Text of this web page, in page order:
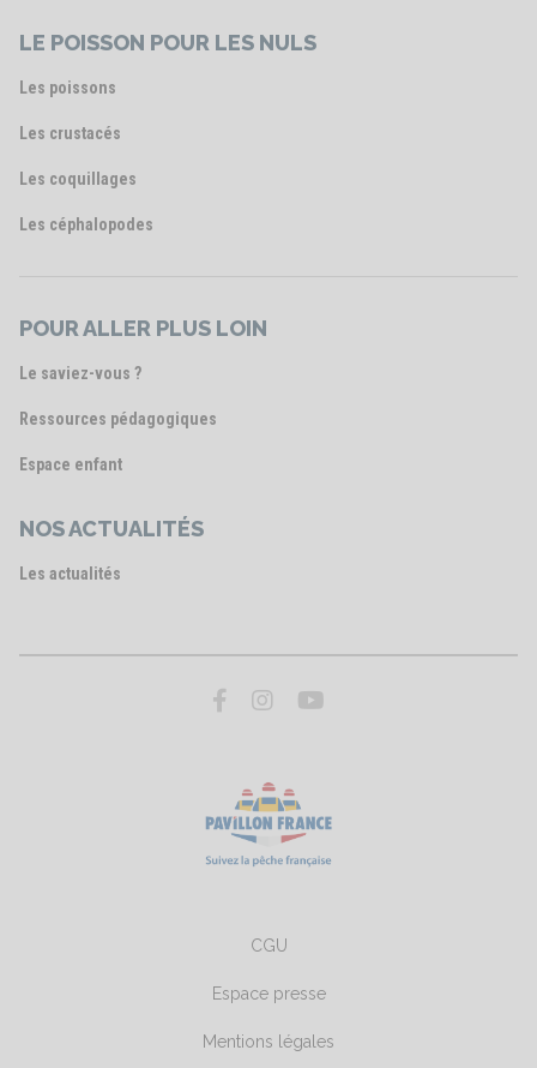
LE POISSON POUR LES NULS
Les poissons
Les crustacés
Les coquillages
Les céphalopodes
POUR ALLER PLUS LOIN
Le saviez-vous ?
Ressources pédagogiques
Espace enfant
NOS ACTUALITÉS
Les actualités
CGU
Espace presse
Mentions légales